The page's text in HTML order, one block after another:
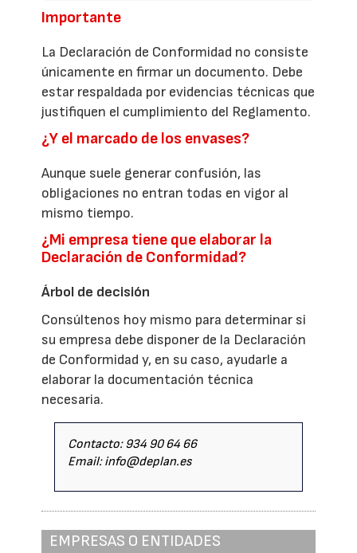
Importante
La Declaración de Conformidad no consiste
únicamente en firmar un documento. Debe
estar respaldada por evidencias técnicas que
justifiquen el cumplimiento del Reglamento.
¿Y el marcado de los envases?
Aunque suele generar confusión, las
obligaciones no entran todas en vigor al
mismo tiempo.
¿Mi empresa tiene que elaborar la
Declaración de Conformidad?
Árbol de decisión
Consúltenos hoy mismo para determinar si
su empresa debe disponer de la Declaración
de Conformidad y, en su caso, ayudarle a
elaborar la documentación técnica
necesaria.
Contacto: 934 90 64 66
Email: info@deplan.es
EMPRESAS O ENTIDADES